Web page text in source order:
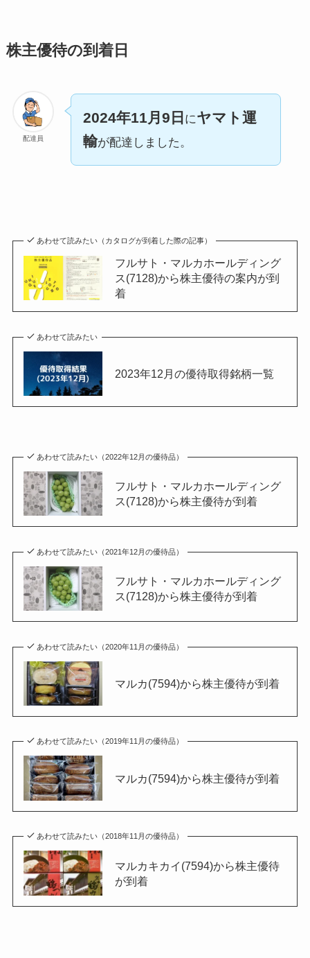
株主優待の到着日
配達員
2024年11月9日 にヤマト運
輸が配達しました。
あわせて読みたい（カタログが到着した際の記事）
フルサト・マルカホールディング
ス(7128)から株主優待の案内が到
着
あわせて読みたい
2023年12月の優待取得銘柄一覧
あわせて読みたい（2022年12月の優待品）
フルサト・マルカホールディング
ス(7128)から株主優待が到着
あわせて読みたい（2021年12月の優待品）
フルサト・マルカホールディング
ス(7128)から株主優待が到着
あわせて読みたい（2020年11月の優待品）
マルカ(7594)から株主優待が到着
あわせて読みたい（2019年11月の優待品）
マルカ(7594)から株主優待が到着
あわせて読みたい（2018年11月の優待品）
マルカキカイ(7594)から株主優待
が到着